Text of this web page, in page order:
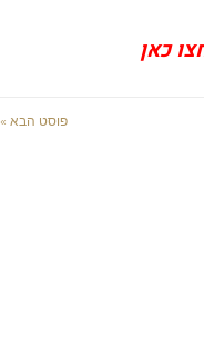
כאן
פוסט הבא »